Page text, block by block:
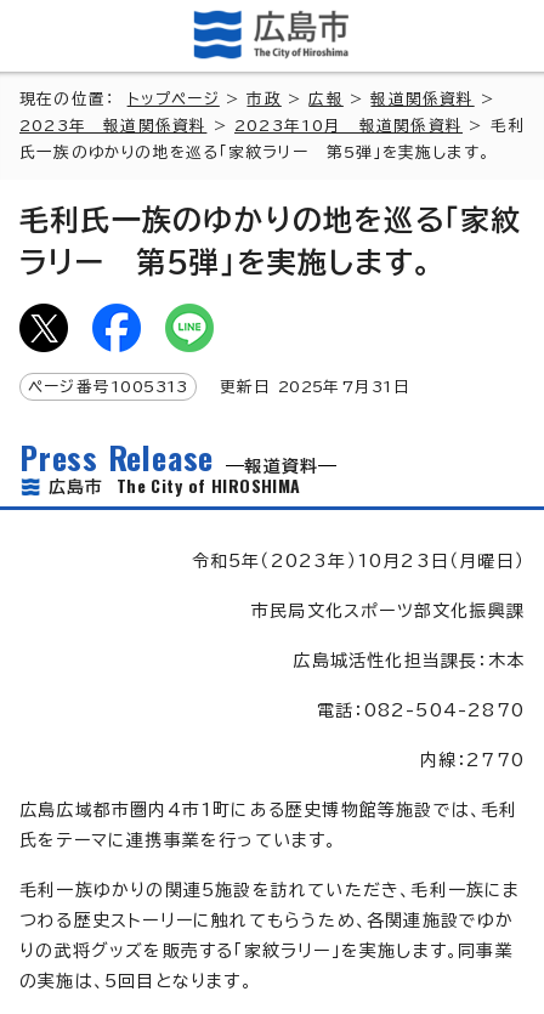
現在の位置： トップページ >市政 >広報 >報道関係資料
>
2023年 報道関係資料
> 2023年10月 報道関係資料
> 毛利
氏一族のゆかりの地を巡る「家紋ラリー 第5弾」を実施します。
毛利氏一族のゆかりの地を巡る「家紋
ラリー 第5弾」を実施します。
ページ番号 1005313 更新日 2025年7月 31 日
Press Release
報道資料
広島市 The City of HIROSHIMA
令和5年（2023年）10月23日（月曜日）
市民局文化スポーツ部文化振興課
広島城活性化担当課長：木本
電話：082-504-2870
内線：2770
広島広域都市圏内4市1町にある歴史博物館等施設では、毛利
氏をテーマに連携事業を行っています。
毛利一族ゆかりの関連5施設を訪れていただき、毛利一族にま
つわる歴史ストーリーに触れてもらうため、各関連施設でゆか
りの武将グッズを販売する「家紋ラリー」を実施します。同事業
の実施は、5回目となります。